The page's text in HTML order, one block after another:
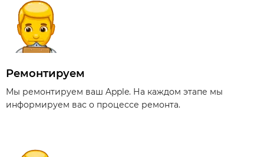
Ремонтируем
Мы ремонтируем ваш Apple. На каждом этапе мы
информируем вас о процессе ремонта.